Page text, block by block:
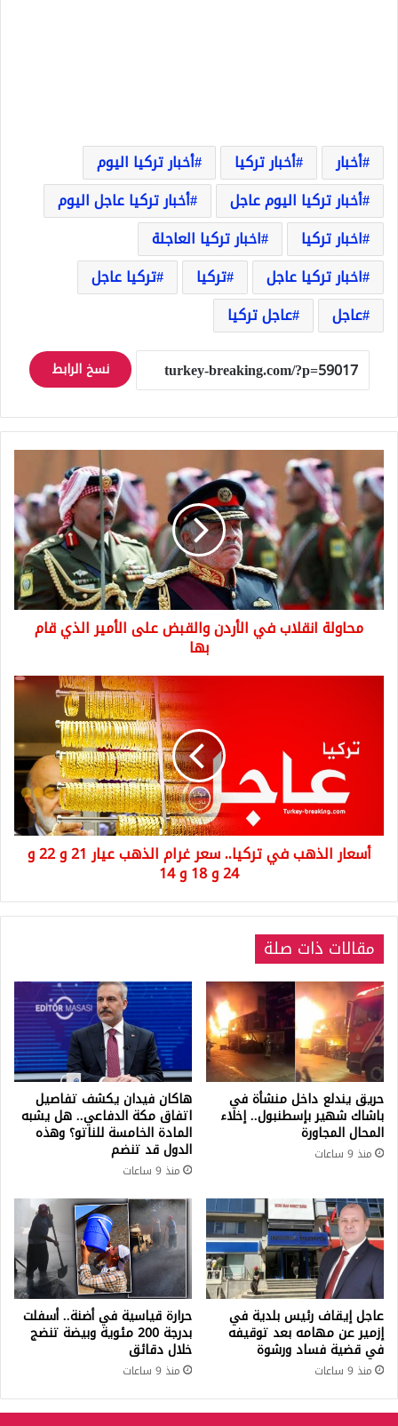
أخبار أخبار تركيا
أخبار تركيا اليوم
أخبار تركيا اليوم عاجل
أخبار تركيا عاجل اليوم
اخبار تركيا
اخبار تركيا العاجلة
اخبار تركيا عاجل
تركيا
تركيا عاجل
عاجل
عاجل تركيا
نسخ الرابط
انقلاب
في
الأردن
والقبض
على
الأمير
الذي
قام
محاولة انقلاب في الأردن والقبض على الأمير الذي قام
بها
تركيا..
21
24
18
و
14
أسعار الذهب في تركيا.. سعر غرام الذهب عيار 21 و 22 و
24 و 18 و 14
مقالات ذات صلة
حريق يندلع داخل منشأة في
باشاك شهير بإسطنبول.. إخلاء
المحال المجاورة
منذ 9 ساعات
هاكان فيدان يكشف تفاصيل
اتفاق مكة الدفاعي.. هل يشبه
المادة الخامسة للناتو؟ وهذه
الدول قد تنضم
منذ 9 ساعات
عاجل إيقاف رئيس بلدية في
إزمير عن مهامه بعد توقيفه
في قضية فساد ورشوة
منذ 9 ساعات
حرارة قياسية في أضنة.. أسفلت
بدرجة 200 مئوية وبيضة تنضج
خلال دقائق
منذ 9 ساعات